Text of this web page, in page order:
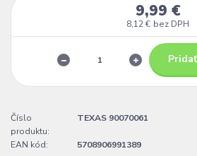
9,99 €
8,12 € bez DPH
Číslo
produktu:
TEXAS 90070061
EAN kód: 5708906991389